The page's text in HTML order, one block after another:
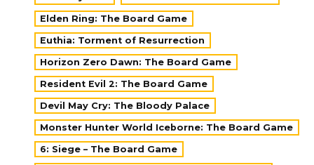
Elden Ring: The Board Game
Euthia: Torment of Resurrection
Horizon Zero Dawn: The Board Game
Resident Evil 2: The Board Game
Devil May Cry: The Bloody Palace
Monster Hunter World Iceborne: The Board Game
6: Siege – The Board Game